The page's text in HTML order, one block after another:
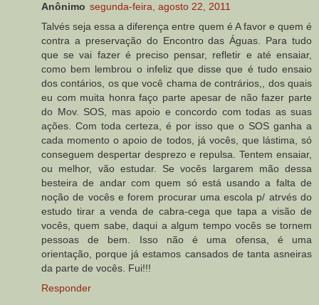
Anônimo segunda-feira, agosto 22, 2011
Talvés seja essa a diferença entre quem é A favor e quem é
contra a preservação do Encontro das Águas. Para tudo
que se vai fazer é preciso pensar, refletir e até ensaiar,
como bem lembrou o infeliz que disse que é tudo ensaio
dos contários, os que você chama de contrários,, dos quais
eu com muita honra faço parte apesar de não fazer parte
do Mov. SOS, mas apoio e concordo com todas as suas
ações. Com toda certeza, é por isso que o SOS ganha a
cada momento o apoio de todos, já vocês, que lástima, só
conseguem despertar desprezo e repulsa. Tentem ensaiar,
ou melhor, vão estudar. Se vocês largarem mão dessa
besteira de andar com quem só está usando a falta de
noção de vocês e forem procurar uma escola p/ atrvés do
estudo tirar a venda de cabra-cega que tapa a visão de
vocês, quem sabe, daqui a algum tempo vocês se tornem
pessoas de bem. Isso não é uma ofensa, é uma
orientação, porque já estamos cansados de tanta asneiras
da parte de vocês. Fui!!!
Responder